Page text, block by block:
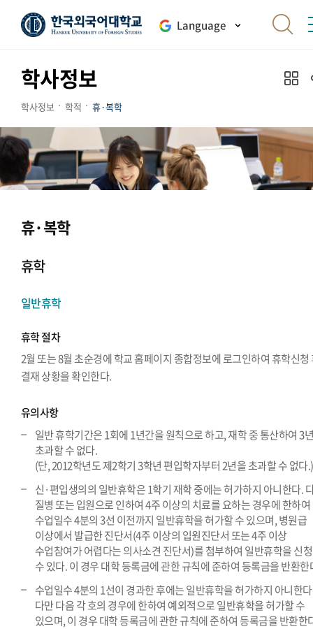
Language
학사정보
학사정보 학적 휴·복학
휴·복학
휴학
일반휴학
휴학 절차
2월 또는 8월 초순경에 학교 홈페이지 종합정보에 로그인하여 휴학신청
결재 상황을 확인한다.
유의사항
일반 휴학기간은 1회에 1년간을 원칙으로 하고, 재학 중 통산하여 3
초과할 수 없다.
(단, 2012학년도 제2학기 3학년 편입학자부터 2년을 초과할 수 없다.)
신·편입생의의 일반휴학은 1학기 재학 중에는 허가하지 아니한다.
질병 또는 입원으로 인하여 4주 이상의 치료를 요하는 경우에 한하여
수업일수 4분의 3선 이전까지 일반휴학을 허가할 수 있으며, 병원급
이상에서 발급한 진단서(4주 이상의 입원진단서 또는 4주 이상
수업참여가 어렵다는 의사소견 진단서)를 첨부하여 일반휴학을 신
수 있다. 이 경우 대학 등록금에 관한 규칙에 준하여 등록금을 반환한
수업일수 4분의 1선이 경과한 후에는 일반휴학을 허가하지 아니한
다만 다음 각 호의 경우에 한하여 예외적으로 일반휴학을 허가할 수
있으며, 이 경우 대학 등록금에 관한 규칙에 준하여 등록금을 반환한